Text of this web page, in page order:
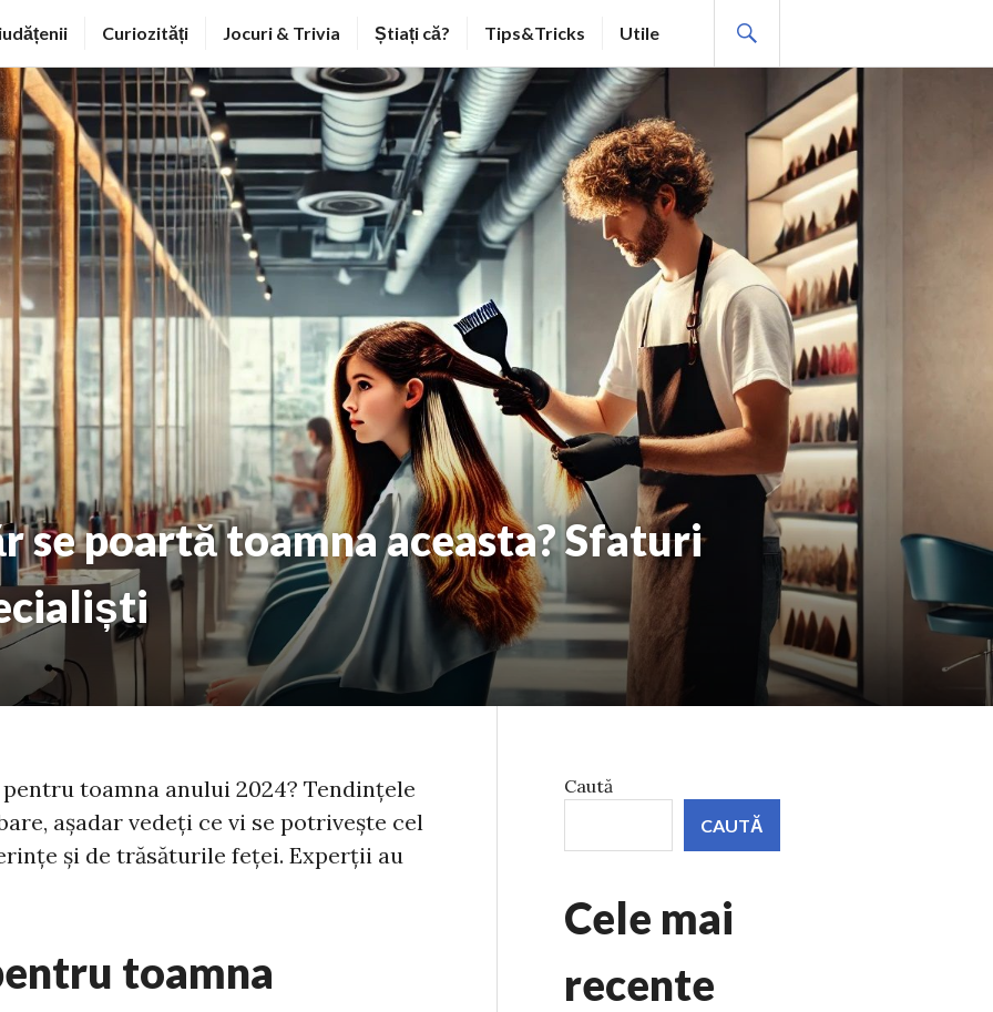
Curiozități Jocuri & Trivia Știați că? Tips&Tricks Utile
se poartă toamna aceasta? Sfaturi
toamna anului 2024? Tendințele
așadar vedeți ce vi se potrivește cel
și de trăsăturile feței. Experții au
toamna
Caută
CAUTĂ
Cele mai
recente